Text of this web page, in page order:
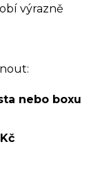
výrazně
nebo boxu